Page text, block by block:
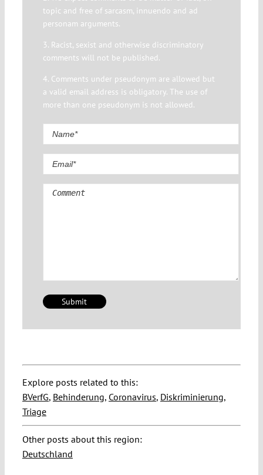
topic and free of sarcasm, innuendo and ad
personam arguments.
3. Racist, sexist and otherwise discriminatory
comments will not be published.
4. Comments under pseudonym are allowed but
a valid email address is obligatory. The use of
more than one pseudonym is not allowed.
Comment
Explore posts related to this:
BVerfG, Behinderung, Coronavirus, Diskriminierung,
Triage
Other posts about this region:
Deutschland